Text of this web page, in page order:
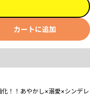
カートに追加
化！！あやかし×溺愛×シンデレ